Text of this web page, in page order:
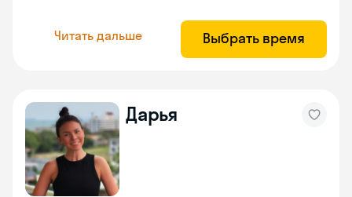
Читать дальше Выбрать время
Дарья